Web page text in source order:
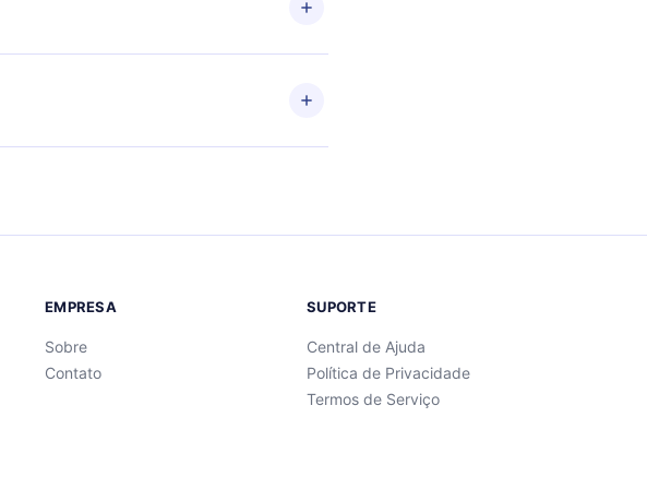
iOS, Android e
cancelar a
EMPRESA
Sobre
Contato
SUPORTE
Central de Ajuda
Política de Privacidade
Termos de Serviço